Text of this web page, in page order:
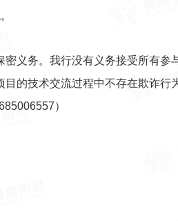
义务。我行没有义务接受所有参
的技术交流过程中不存在欺诈行
）